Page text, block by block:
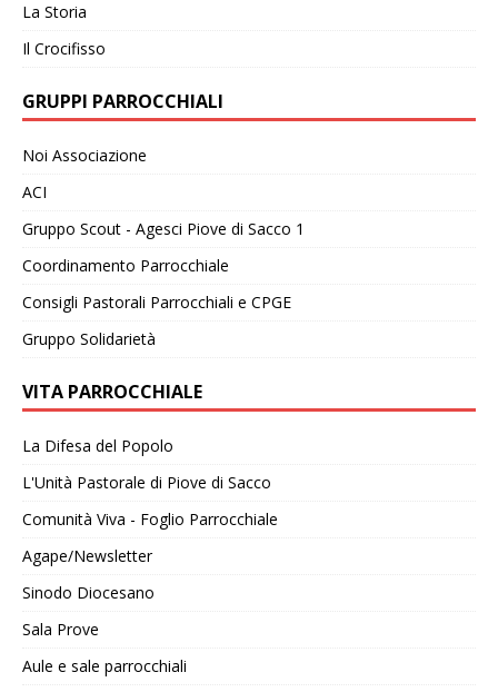
La Storia
Il Crocifisso
GRUPPI PARROCCHIALI
Noi Associazione
ACI
Gruppo Scout - Agesci Piove di Sacco 1
Coordinamento Parrocchiale
Consigli Pastorali Parrocchiali e CPGE
Gruppo Solidarietà
VITA PARROCCHIALE
La Difesa del Popolo
L'Unità Pastorale di Piove di Sacco
Comunità Viva - Foglio Parrocchiale
Agape/Newsletter
Sinodo Diocesano
Sala Prove
Aule e sale parrocchiali